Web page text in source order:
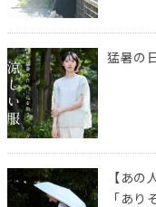
猛暑の
【あの
「あり